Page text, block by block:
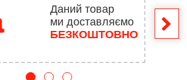
Даний товар
ми доставляємо
БЕЗКОШТОВНО